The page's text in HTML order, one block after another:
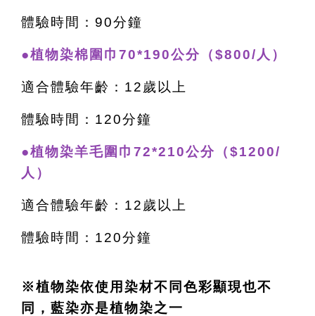
體驗時間：90分鐘
●植物染棉圍巾70*190公分（$800/人）
適合體驗年齡：12歲以上
體驗時間：120分鐘
●植物染羊毛圍巾72*210公分（$1200/
人）
適合體驗年齡：12歲以上
體驗時間：120分鐘
※植物染依使用染材不同色彩顯現也不
同，藍染亦是植物染之一